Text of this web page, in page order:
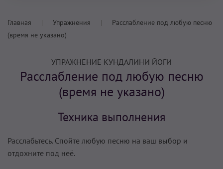
Главная Упражнения
Расслабление под любую песню
(время не указано)
УПРАЖНЕНИЕ КУНДАЛИНИ ЙОГИ
Расслабление под любую песню
(время не указано)
Техника выполнения
Расслабьтесь. Спойте любую песню на ваш выбор и
отдохните под неё.